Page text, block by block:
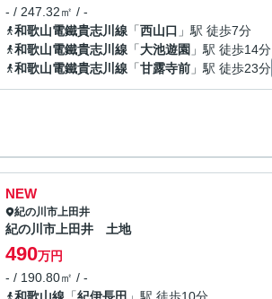
- / 247.32㎡ / -
和歌山電鐵貴志川線 「西山口 」駅 徒歩7分
和歌山電鐵貴志川線 「大池遊園 」駅 徒歩14分
和歌山電鐵貴志川線 「甘露寺前 」駅 徒歩23分
NEW
紀の川市上田井
紀の川市上田井 土地
490万円
- / 190.80㎡ / -